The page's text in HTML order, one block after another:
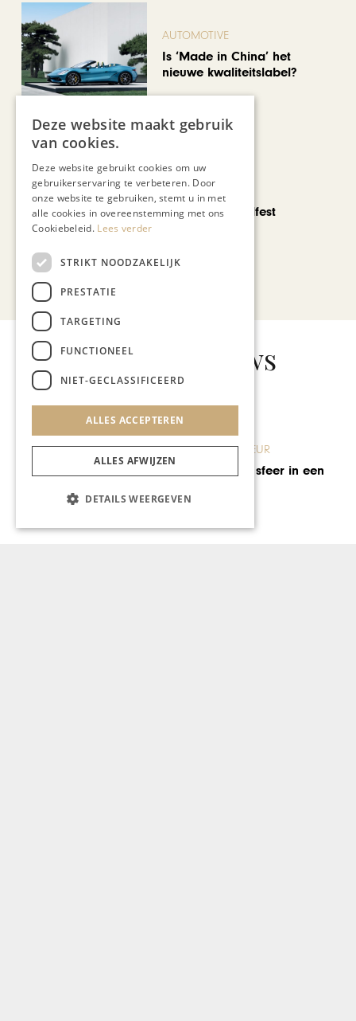
AUTOMOTIVE
Is ‘Made in China’ het
nieuwe kwaliteitslabel?
CHAPEAU TV
Noorbeek Foodfest
Bekijk alle artikelen
Gerelateerd nieuws
WONEN & INTERIEUR
Licht, ruimte en sfeer in een
Deze website maakt gebruik
van cookies.
Deze website gebruikt cookies om uw
gebruikerservaring te verbeteren. Door
onze website te gebruiken, stemt u in met
alle cookies in overeenstemming met ons
Cookiebeleid. Lees verder
STRIKT NOODZAKELIJK
PRESTATIE
TARGETING
FUNCTIONEEL
NIET-GECLASSIFICEERD
ALLES ACCEPTEREN
ALLES AFWIJZEN
DETAILS WEERGEVEN